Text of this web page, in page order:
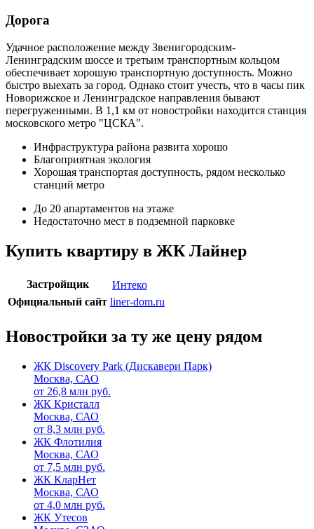
Дорога
Удачное расположение между Звенигородским-
Ленинградским шоссе и третьим транспортным кольцом
обеспечивает хорошую транспортную доступность. Можно
быстро выехать за город. Однако стоит учесть, что в часы пик
Новорижское и Ленинградское направления бывают
перегруженными. В 1,1 км от новостройки находится станция
московского метро "ЦСКА".
Инфраструктура района развита хорошо
Благоприятная экология
Хорошая транспортая доступность, рядом несколько
станций метро
До 20 апартаментов на этаже
Недостаточно мест в подземной парковке
Купить квартиру в ЖК Лайнер
Застройщик
Интеко
Официальный сайт liner-dom.ru
Новостройки за ту же цену рядом
ЖК Discovery Park (Дискавери Парк)
Москва, САО
от 26,8 млн руб.
ЖК Кристалл
Москва, САО
от 8,3 млн руб.
ЖК Флотилия
Москва, САО
от 7,5 млн руб.
ЖК КларНет
Москва, САО
от 4,0 млн руб.
ЖК Утесов